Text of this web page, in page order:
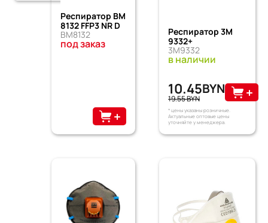
Респиратор ВМ
8132 FFP3 NR D
ВМ8132
под заказ
Респиратор 3M
9332+
3M9332
в наличии
10.45BYN
19.55 BYN
* цены указаны розничные.
Актуальные оптовые цены
уточняйте у менеджера.